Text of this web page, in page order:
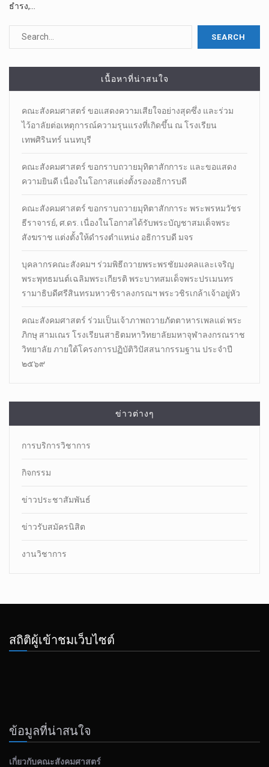
ธำรง,…
เนื้อหาที่น่าสนใจ
คณะสังคมศาสตร์ ขอแสดงความเสียใจอย่างสุดซึ่ง และร่วม
ไว้อาลัยต่อเหตุการณ์ความรุนแรงที่เกิดขึ้น ณ โรงเรียน
เทพศิรินทร์ นนทบุรี
คณะสังคมศาสตร์ ขอกราบถวายมุทิตาสักการะ และขอแสดง
ความยินดี เนื่องในโอกาสแต่งตั้งรองอธิการบดี
คณะสังคมศาสตร์ ขอกราบถวายมุทิตาสักการะ พระพรหมวัชร
ธีราจารย์, ศ.ดร. เนื่องในโอกาสได้รับพระบัญชาสมเด็จพระ
สังฆราช แต่งตั้งให้ดำรงตำแหน่ง อธิการบดี มจร
บุคลากรคณะสังคมฯ ร่วมพิธีถวายพระพรชัยมงคลและเจริญ
พระพุทธมนต์เฉลิมพระเกียรติ พระบาทสมเด็จพระปรเมนทร
รามาธิบดีศรีสินทรมหาวชิราลงกรณฯ พระวชิรเกล้าเจ้าอยู่หัว
คณะสังคมศาสตร์ ร่วมเป็นเจ้าภาพถวายภัตตาหารเพลแด่ พระ
ภิกษุ สามเณร โรงเรียนสาธิตมหาวิทยาลัยมหาจุฬาลงกรณราช
วิทยาลัย ภายใต้โครงการปฏิบัติวิปัสสนากรรมฐาน ประจำปี
๒๕๖๙
ข่าวต่างๆ
การบริการวิชาการ
กิจกรรม
ข่าวประชาสัมพันธ์
ข่าวรับสมัครนิสิต
งานวิชาการ
สถิติผู้เข้าชมเว็บไซต์
ข้อมูลที่น่าสนใจ
เกี่ยวกับคณะสังคมศาสตร์